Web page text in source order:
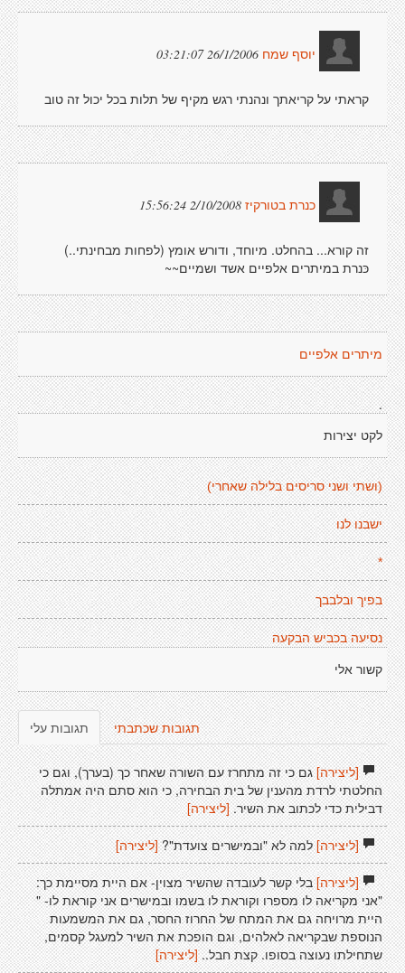
יוסף שמח 26/1/2006 03:21:07
קראתי על קריאתך ונהנתי רגש מקיף של תלות בכל יכול זה טוב
כנרת בטורקיז 2/10/2008 15:56:24
זה קורא... בהחלט. מיוחד, ודורש אומץ (לפחות מבחינתי..)
כּנרת במיתרים אלפיים אשד ושמיים~~
מיתרים אלפיים
.
לקט יצירות
(ושתי ושני סריסים בלילה שאחרי)
ישבנו לנו
*
בפיך ובלבבך
נסיעה בכביש הבקעה
קשור אלי
תגובות עלי תגובות שכתבתי
[ליצירה]גם כי זה מתחרז עם השורה שאחר כך (בערך), וגם כי
החלטתי לרדת מהענין של בית הבחירה, כי הוא סתם היה אמתלה
דבילית כדי לכתוב את השיר. [ליצירה]
[ליצירה]למה לא "ובמישרים צועדת"? [ליצירה]
[ליצירה]בלי קשר לעובדה שהשיר מצוין- אם היית מסיימת כך:
"אני מקריאה לו מספרו וקוראת לו בשמו ובמישרים אני קוראת לו- "
היית מרויחה גם את המתח של החרוז החסר, גם את המשמעות
הנוספת שבקריאה לאלהים, וגם הופכת את השיר למעגל קסמים,
שתחילתו נעוצה בסופו. קצת חבל.. [ליצירה]